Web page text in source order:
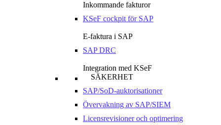
Inkommande fakturor
KSeF cockpit för SAP
E-faktura i SAP
SAP DRC
Integration med KSeF
SÄKERHET
SAP/SoD-auktorisationer
Övervakning av SAP/SIEM
Licensrevisioner och optimering